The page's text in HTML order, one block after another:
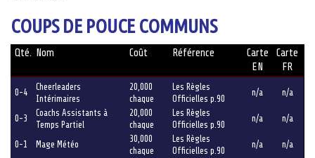
COUPS DE POUCE COMMUNS
Qté. Nom Coût Référence
Carte
EN
Carte
FR
0-4
Cheerleaders
Intérimaires
20,000
chaque
Les Règles
Officielles p.90
n/a n/a
0-3
Coachs Assistants à
Temps Partiel
20,000
chaque
Les Règles
Officielles p.90
n/a n/a
0-1 Mage Météo
30,000
chaque
Les Règles
Officielles p.90
n/a n/a